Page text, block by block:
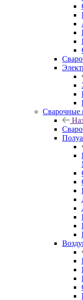
Сварочные